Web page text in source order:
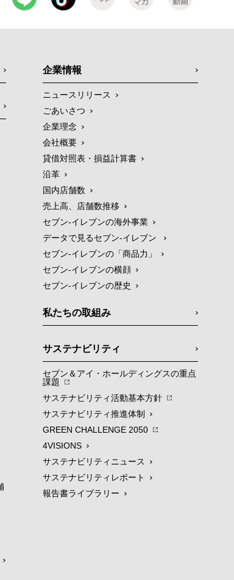
企業情報
ニュースリリース
ごあいさつ
企業理念
会社概要
貸借対照表・損益計算書
沿革
国内店舗数
売上高、店舗数推移
セブン‐イレブンの海外事業
データで見るセブン‐イレブン
セブン‐イレブンの「商品力」
セブン-イレブンの横顔
セブン-イレブンの歴史
私たちの取組み
サステナビリティ
セブン＆アイ・ホールディングスの重点
課題
サステナビリティ活動基本方針
サステナビリティ推進体制
GREEN CHALLENGE 2050
4VISIONS
サステナビリティニュース
サステナビリティレポート
報告書ライブラリー